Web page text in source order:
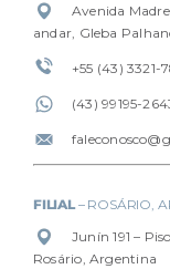
Avenida
andar, Gleba
+55 (43) 3321-
(43) 99195-
FILIAL– ROSÁRIO,
Junín 191 –
Rosário, Argentina